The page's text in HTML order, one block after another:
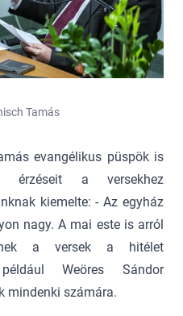
Tamás
evangélikus püspök is
érzéseit a versekhez
kiemelte: - Az egyház
nagy. A mai este is arról
a versek a hitélet
Weöres Sándor
mindenki számára.